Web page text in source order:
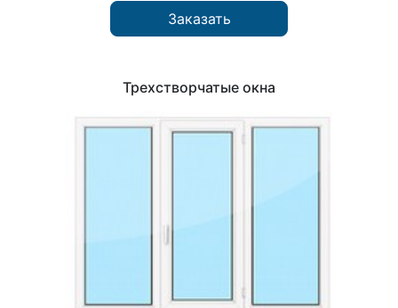
Заказать
Трехстворчатые окна